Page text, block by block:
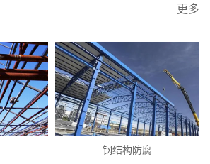
更多
钢结构防腐